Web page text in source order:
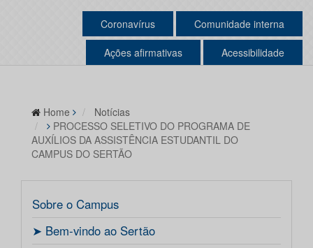
Coronavírus Comunidade interna
Ações afirmativas Acessibilidade
Home
Notícias
PROCESSO SELETIVO DO PROGRAMA DE
AUXÍLIOS DA ASSISTÊNCIA ESTUDANTIL DO
CAMPUS DO SERTÃO
Sobre o Campus
ㅤ➤ Bem-vindo ao Sertão